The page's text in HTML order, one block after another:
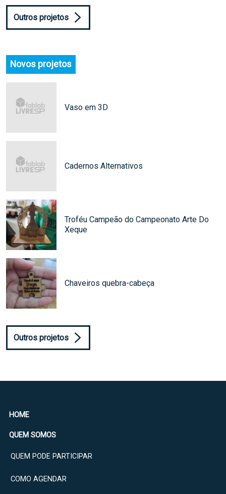
Outros projetos
Novos projetos
Vaso em 3D
Cadernos Alternativos
Troféu Campeão do Campeonato Arte Do
Xeque
Chaveiros quebra-cabeça
Outros projetos
HOME
QUEM SOMOS
QUEM PODE PARTICIPAR
COMO AGENDAR